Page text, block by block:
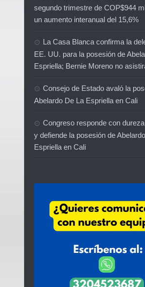
segundo trimestre de COP$944
un aumento interanual del 15,6%
La Casa Blanca confirma la
EE. UU. para la posesión de
Espriella; Bernie Moreno no
Consejo de Estado avaló la
Abelardo De La Espriella en Cali
Congreso responde con
y defiende la posesión de
Espriella en Cali